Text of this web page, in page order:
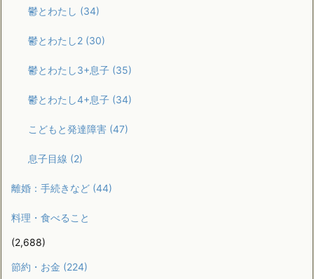
鬱とわたし (34)
鬱とわたし2 (30)
鬱とわたし3+息子 (35)
鬱とわたし4+息子 (34)
こどもと発達障害 (47)
息子目線 (2)
離婚：手続きなど (44)
料理・食べること
(2,688)
節約・お金 (224)